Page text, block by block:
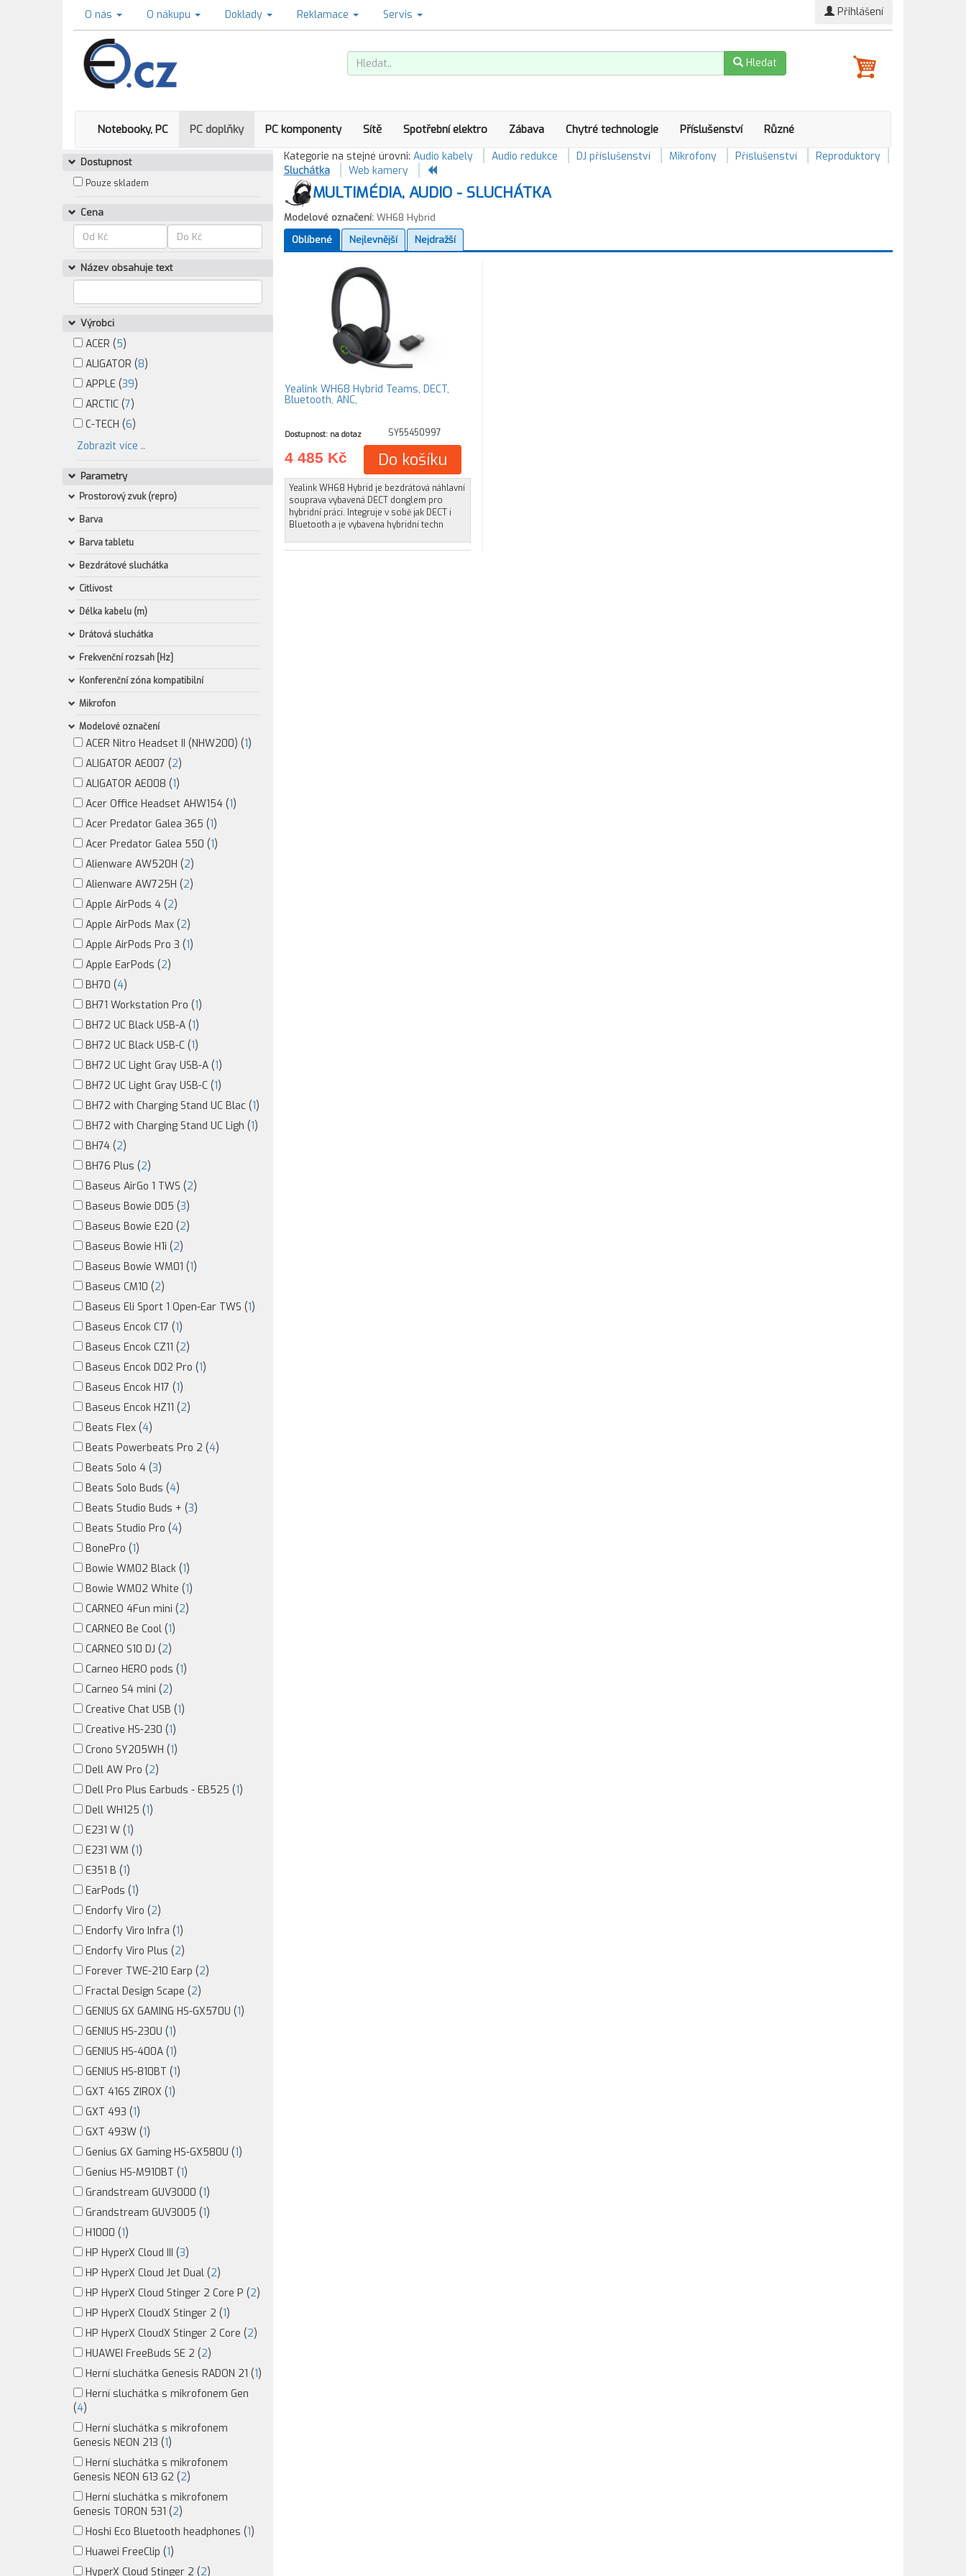
O nás O nákupu Doklady Reklamace Servis Přihlášení
Hledat
Notebooky, PC PC doplňky PC komponenty Sítě Spotřební elektro Zábava Chytré technologie Příslušenství Různé
Dostupnost
Pouze skladem
Cena
Název obsahuje text
Výrobci
ACER (5)
ALIGATOR (8)
APPLE (39)
ARCTIC (7)
C-TECH (6)
Zobrazit více ..
Parametry
Prostorový zvuk (repro)
Barva
Barva tabletu
Bezdrátové sluchátka
Citlivost
Délka kabelu (m)
Drátová sluchátka
Frekvenční rozsah [Hz]
Konferenční zóna kompatibilní
Mikrofon
Modelové označení
ACER Nitro Headset II (NHW200) (1)
ALIGATOR AE007 (2)
ALIGATOR AE008 (1)
Acer Office Headset AHW154 (1)
Acer Predator Galea 365 (1)
Acer Predator Galea 550 (1)
Alienware AW520H (2)
Alienware AW725H (2)
Apple AirPods 4 (2)
Apple AirPods Max (2)
Apple AirPods Pro 3 (1)
Apple EarPods (2)
BH70 (4)
BH71 Workstation Pro (1)
BH72 UC Black USB-A (1)
BH72 UC Black USB-C (1)
BH72 UC Light Gray USB-A (1)
BH72 UC Light Gray USB-C (1)
BH72 with Charging Stand UC Blac (1)
BH72 with Charging Stand UC Ligh (1)
BH74 (2)
BH76 Plus (2)
Baseus AirGo 1 TWS (2)
Baseus Bowie D05 (3)
Baseus Bowie E20 (2)
Baseus Bowie H1i (2)
Baseus Bowie WM01 (1)
Baseus CM10 (2)
Baseus Eli Sport 1 Open-Ear TWS (1)
Baseus Encok C17 (1)
Baseus Encok CZ11 (2)
Baseus Encok D02 Pro (1)
Baseus Encok H17 (1)
Baseus Encok HZ11 (2)
Beats Flex (4)
Beats Powerbeats Pro 2 (4)
Beats Solo 4 (3)
Beats Solo Buds (4)
Beats Studio Buds + (3)
Beats Studio Pro (4)
BonePro (1)
Bowie WM02 Black (1)
Bowie WM02 White (1)
CARNEO 4Fun mini (2)
CARNEO Be Cool (1)
CARNEO S10 DJ (2)
Carneo HERO pods (1)
Carneo S4 mini (2)
Creative Chat USB (1)
Creative HS-230 (1)
Crono SY205WH (1)
Dell AW Pro (2)
Dell Pro Plus Earbuds - EB525 (1)
Dell WH125 (1)
E231 W (1)
E231 WM (1)
E351 B (1)
EarPods (1)
Endorfy Viro (2)
Endorfy Viro Infra (1)
Endorfy Viro Plus (2)
Forever TWE-210 Earp (2)
Fractal Design Scape (2)
GENIUS GX GAMING HS-GX570U (1)
GENIUS HS-230U (1)
GENIUS HS-400A (1)
GENIUS HS-810BT (1)
GXT 416S ZIROX (1)
GXT 493 (1)
GXT 493W (1)
Genius GX Gaming HS-GX580U (1)
Genius HS-M910BT (1)
Grandstream GUV3000 (1)
Grandstream GUV3005 (1)
H1000 (1)
HP HyperX Cloud III (3)
HP HyperX Cloud Jet Dual (2)
HP HyperX Cloud Stinger 2 Core P (2)
HP HyperX CloudX Stinger 2 (1)
HP HyperX CloudX Stinger 2 Core (2)
HUAWEI FreeBuds SE 2 (2)
Herní sluchátka Genesis RADON 21 (1)
Herní sluchátka s mikrofonem Gen
(4)
Herní sluchátka s mikrofonem
Genesis NEON 213 (1)
Herní sluchátka s mikrofonem
Genesis NEON 613 G2 (2)
Herní sluchátka s mikrofonem
Genesis TORON 531 (2)
Hoshi Eco Bluetooth headphones (1)
Huawei FreeClip (1)
HyperX Cloud Stinger 2 (2)
Kategorie na stejné úrovni: Audio kabely Audio redukce DJ příslušenství Mikrofony Příslušenství
Reproduktory
Sluchátka
Web kamery
MULTIMÉDIA, AUDIO - SLUCHÁTKA
Modelové označení:WH68 Hybrid
Oblíbené
Nejlevnější Nejdražší
Yealink WH68 Hybrid Teams, DECT,
Bluetooth, ANC,
Dostupnost: na dotaz SY55450997
4 485 Kč Do košíku
Yealink WH68 Hybrid je bezdrátová náhlavní
souprava vybavená DECT donglem pro
hybridní práci. Integruje v sobě jak DECT i
Bluetooth a je vybavena hybridní techn